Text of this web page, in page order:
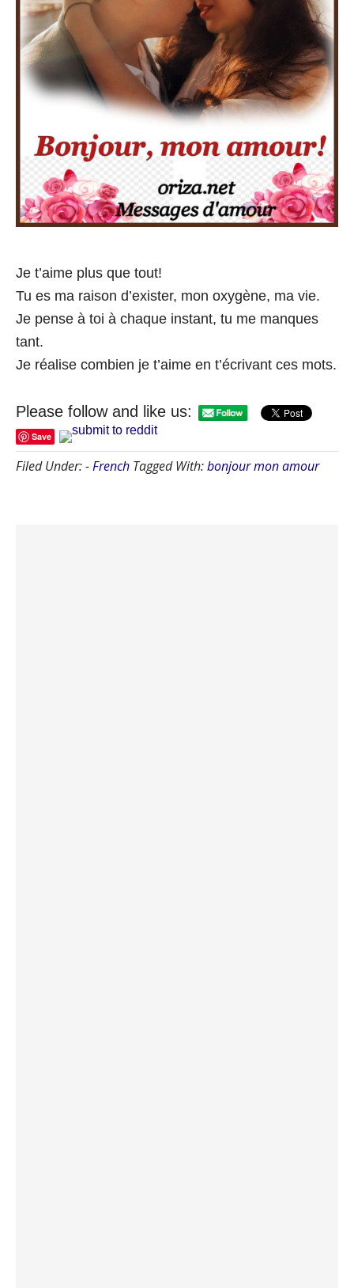
Je t’aime plus que tout!
Tu es ma raison d’exister, mon oxygène, ma vie.
Je pense à toi à chaque instant, tu me manques
tant.
Je réalise combien je t’aime en t’écrivant ces mots.
Please follow and like us:
Save
Filed Under:- French Tagged With:bonjour mon amour